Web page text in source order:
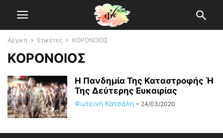
Αρχική Ετικέτες ΚΟΡΟΝΟΙΟΣ
ΚΟΡΟΝΟΙΟΣ
H Πανδημία Της Καταστροφής Ή
Της Δεύτερης Ευκαιρίας
Φωτεινή Κατσάλη - 24/03/2020